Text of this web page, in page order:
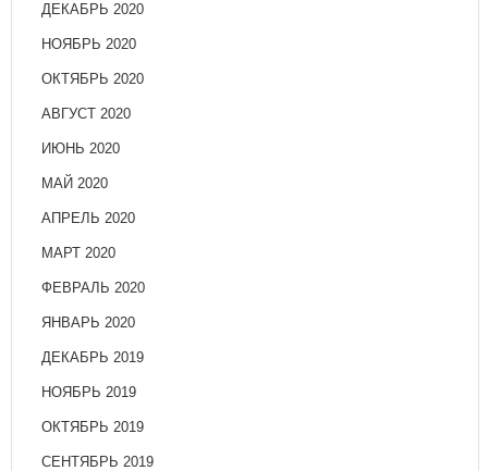
ДЕКАБРЬ 2020
НОЯБРЬ 2020
ОКТЯБРЬ 2020
АВГУСТ 2020
ИЮНЬ 2020
МАЙ 2020
АПРЕЛЬ 2020
МАРТ 2020
ФЕВРАЛЬ 2020
ЯНВАРЬ 2020
ДЕКАБРЬ 2019
НОЯБРЬ 2019
ОКТЯБРЬ 2019
СЕНТЯБРЬ 2019